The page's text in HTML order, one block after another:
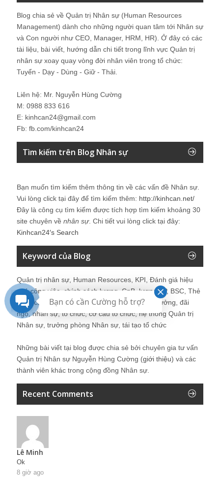
Blog chia sẻ về Quản trị Nhân sự (Human Resources
Management) dành cho những người quan tâm tới Nhân sự
và Con người như CEO, Manager, HRM, HR). Ở đây có các
tài liệu, bài viết, hướng dẫn chi tiết trong lĩnh vực Quản trị
nhân sự xoay quay vòng đời nhân viên trong tổ chức:
Tuyển - Dạy - Dùng - Giữ - Thải.
Liên hệ: Mr. Nguyễn Hùng Cường
M: 0988 833 616
E: kinhcan24@gmail.com
Fb: fb.com/kinhcan24
Tìm kiếm trên Blog Nhân sự
Bạn muốn tìm kiếm thêm thông tin về các vấn đề Nhân sự
Vui lòng click tại đây để tìm kiếm thêm: http://kinhcan.net/
Đây là công cụ tìm kiếm được tích hợp tìm kiếm khoảng 30
site chuyên về nhân sự. Chi tiết vui lòng click tại đây:
Kinhcan24′s Search
Keyword của Blog
Quản trị nhân sự, Human Resources, KPI, Đánh giá hiệu
quả công việc, chính sách lương, CnB, lương 3P, BSC, Thẻ
điểm cân bằng, tuyển dụng, đào tạo, lương thưởng, đãi
ngộ, nhân sự, tổ chức, cơ cấu tổ chức, hệ thống Quản trị
Nhân sự, trưởng phòng Nhân sự, tái tạo tổ chức
Những bài viết tại blog được chia sẻ bởi chuyên gia tư vấn
Quản trị Nhân sự Nguyễn Hùng Cường (giới thiệu) và các
thành viên khác trong cộng đồng Nhân sự.
Recent Comments
Lê Minh
Ok
8 giờ ago
Bạn có cần Cường hỗ trợ?